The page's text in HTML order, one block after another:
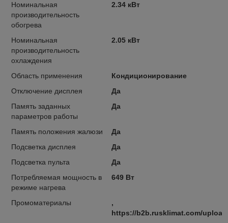
Номинальная
производительность
обогрева
2.34 кВт
Номинальная
производительность
охлаждения
2.05 кВт
Область применения
Кондиционирование
Отключение дисплея
Да
Память заданных
параметров работы
Да
Память положения жалюзи
Да
Подсветка дисплея
Да
Подсветка пульта
Да
Потребляемая мощность в
режиме нагрева
649 Вт
Промоматериалы
,
https://b2b.rusklimat.com/